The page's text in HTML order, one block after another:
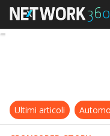
Ultimi articoli